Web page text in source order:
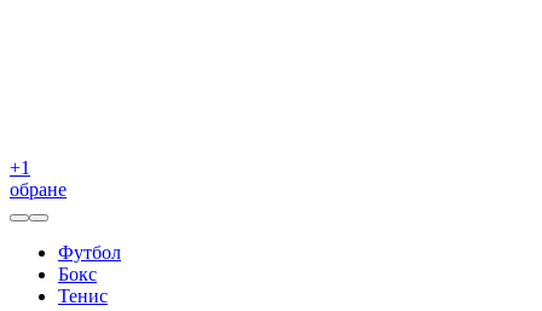
+1
обране
Футбол
Бокс
Тенис